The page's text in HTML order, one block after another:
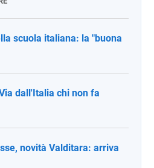
scuola italiana: la "buona
dall'Italia chi non fa
novità Valditara: arriva